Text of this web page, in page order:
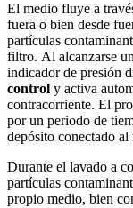
El medio fluye a
fuera o bien desde
partículas
filtro. Al alcanzarse
indicador de presión
control y activa
contracorriente. El
por un periodo de
depósito conectado
Durante el lavado a
partículas
propio medio, bien